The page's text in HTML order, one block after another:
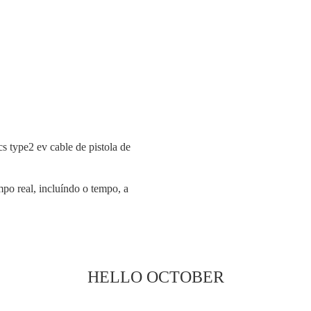
real, incluíndo o tempo, a
HELLO OCTOBER